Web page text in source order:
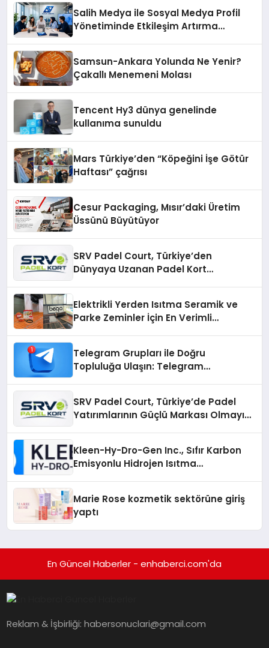
Salih Medya ile Sosyal Medya Profil
Yönetiminde Etkileşim Artırma
Samsun-Ankara Yolunda Ne Yenir?
Çakallı Menemeni Molası
Tencent Hy3 dünya genelinde
kullanıma sunuldu
Mars Türkiye’den “Köpeğini İşe Götür
Haftası” çağrısı
Cesur Packaging, Mısır’daki Üretim
Üssünü Büyütüyor
SRV Padel Court, Türkiye’den
Dünyaya Uzanan Padel Kort
Elektrikli Yerden Isıtma Seramik ve
Parke Zeminler İçin En Verimli
Telegram Grupları ile Doğru
Topluluğa Ulaşın: Telegram
SRV Padel Court, Türkiye’de Padel
Yatırımlarının Güçlü Markası Olmayı
Kleen-Hy-Dro-Gen Inc., Sıfır Karbon
Emisyonlu Hidrojen Isıtma
Marie Rose kozmetik sektörüne giriş
yaptı
En Güncel Haberler - enhaberci.com'da
Reklam & İşbirliği:habersonuclari@gmail.com